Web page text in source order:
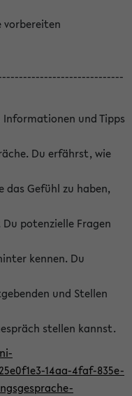
vorbereiten
und Tipps
Du erfährst, wie
das Gefühl zu haben,
potenzielle Fragen
kennen. Du
und Stellen
stellen kannst.
14aa-4faf-835e-